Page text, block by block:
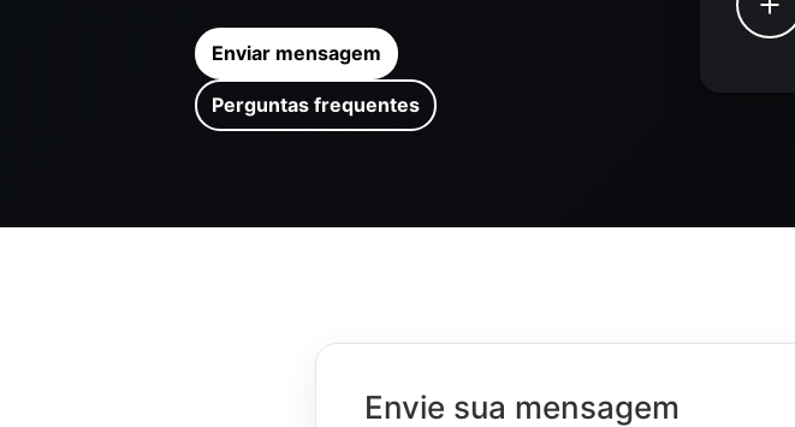
Enviar mensagem
Perguntas frequentes
Envie sua mensagem